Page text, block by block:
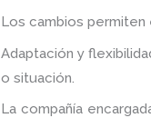
Los cambios permiten
Adaptación y
o situación.
La compañía